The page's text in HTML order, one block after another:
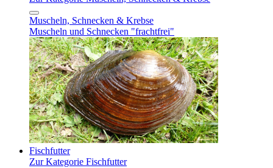
Muscheln, Schnecken & Krebse
Muscheln und Schnecken "frachtfrei"
Fischfutter
Zur Kategorie Fischfutter